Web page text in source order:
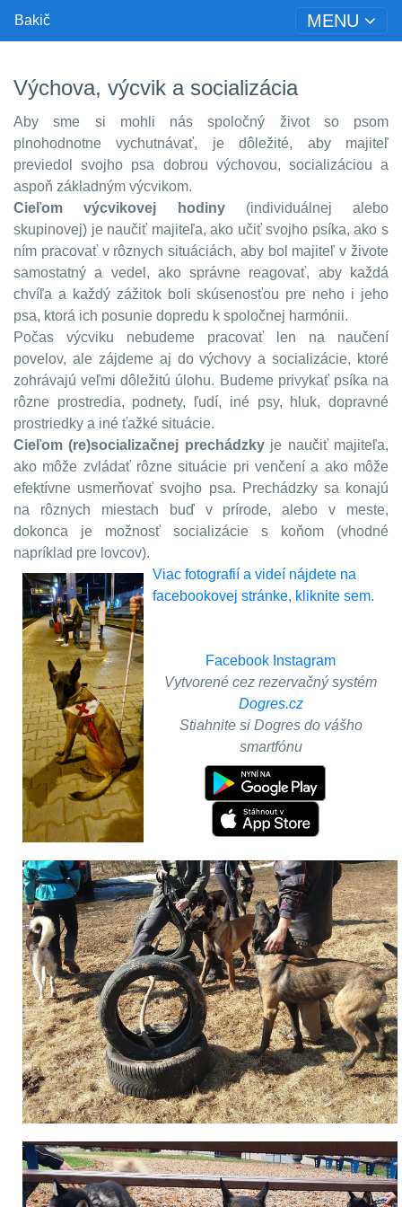
Bakič MENU
Výchova, výcvik a socializácia
Aby sme si mohli nás spoločný život so psom
plnohodnotne vychutnávať, je dôležité, aby majiteľ
previedol svojho psa dobrou výchovou, socializáciou a
aspoň základným výcvikom.
Cieľom výcvikovej hodiny(individuálnej alebo
skupinovej) je naučiť majiteľa, ako učiť svojho psíka, ako s
ním pracovať v rôznych situáciách, aby bol majiteľ v živote
samostatný a vedel, ako správne reagovať, aby každá
chvíľa a každý zážitok boli skúsenosťou pre neho i jeho
psa, ktorá ich posunie dopredu k spoločnej harmónii.
Počas výcviku nebudeme pracovať len na naučení
povelov, ale zájdeme aj do výchovy a socializácie, ktoré
zohrávajú veľmi dôležitú úlohu. Budeme privykať psíka na
rôzne prostredia, podnety, ľudí, iné psy, hluk, dopravné
prostriedky a iné ťažké situácie.
Cieľom (re)socializačnej prechádzkyje naučiť majiteľa,
ako môže zvládať rôzne situácie pri venčení a ako môže
efektívne usmerňovať svojho psa. Prechádzky sa konajú
na rôznych miestach buď v prírode, alebo v meste,
dokonca je možnosť socializácie s koňom (vhodné
napríklad pre lovcov).
Viac fotografií a videí nájdete na
facebookovej stránke, kliknite sem.
Facebook Instagram
Vytvorené cez rezervačný systém
Dogres.cz
Stiahnite si Dogres do vášho
smartfónu